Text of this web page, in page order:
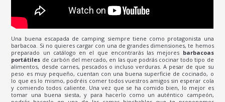
Una buena escapada de camping siempre tiene como protagonista una
barbacoa. Si no quieres cargar con una de grandes dimensiones, te hemos
preparado un catálogo en el que encontrarás las mejores barbacoas
portátiles de carbón del mercado, en las que podrás cocinar todo tipo de
alimentos, desde carnes, pescados o incluso verduras. A pesar de que su
peso es muy pequeño, cuentan con una buena superficie de cocinado, o
lo que es lo mismo, podréis comer todos vuestros amigos sin esperar cola
y comiendo todos caliente. Una vez que se ha comido bien, lo mejor es
tomar una buena siesta, y para hacerlo como un auténtico campeón,